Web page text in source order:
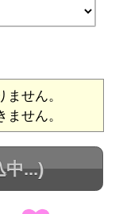
せん。
せん。
中...)